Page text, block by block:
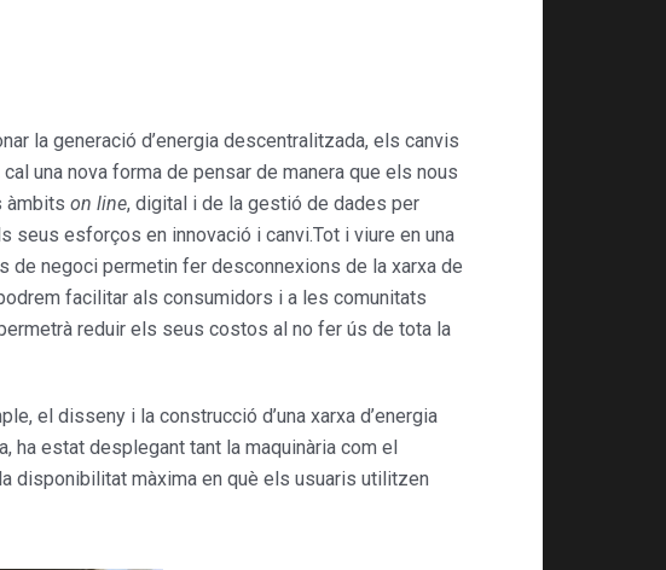
la generació d’energia descentralitzada, els canvis
una nova forma de pensar de manera que els nous
àmbits on line, digital i de la gestió de dades per
esforços en innovació i canvi.Tot i viure en una
negoci permetin fer desconnexions de la xarxa de
facilitar als consumidors i a les comunitats
reduir els seus costos al no fer ús de tota la
el disseny i la construcció d’una xarxa d’energia
ha estat desplegant tant la maquinària com el
disponibilitat màxima en què els usuaris utilitzen